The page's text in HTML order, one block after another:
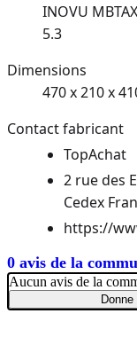
0 avis de la
INOVU
5.3
Dimensions
470 x 210 x
Contact fabricant
TopAchat
2 rue des
Cedex
https://
Aucun avis de la